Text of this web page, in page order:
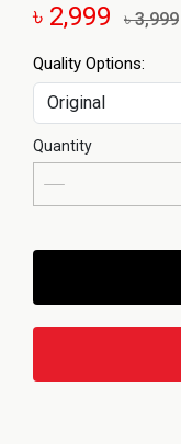
৳ 2,999 ৳ 3,999
Quality Options:
Quantity